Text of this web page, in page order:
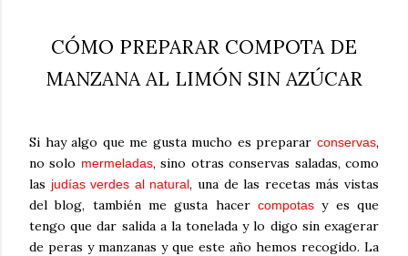
CÓMO PREPARAR COMPOTA DE
MANZANA AL LIMÓN SIN AZÚCAR
Si hay algo que me gusta mucho es preparar conservas,
no solo mermeladas, sino otras conservas saladas, como
las judías verdes al natural, una de las recetas más vistas
del blog, también me gusta hacer compotas y es que
tengo que dar salida a la tonelada y lo digo sin exagerar
de peras y manzanas y que este año hemos recogido. La